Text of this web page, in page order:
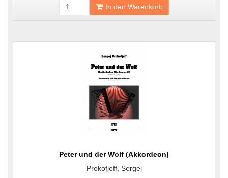
In den Warenkorb
Peter und der Wolf (Akkordeon)
Prokofjeff, Sergej